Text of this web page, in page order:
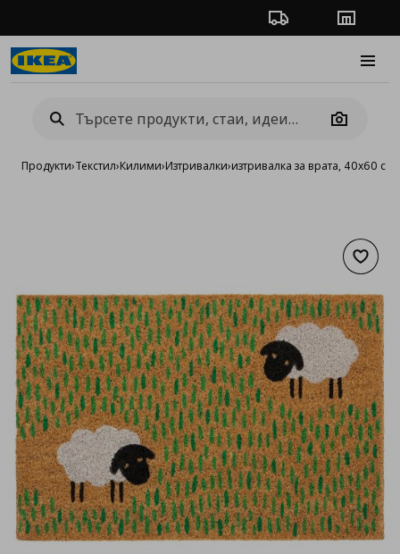
Проследяване на
Camera
Продукти›Текстил›Килими›Изтривалки›изтривалка за врата, 40x60 см